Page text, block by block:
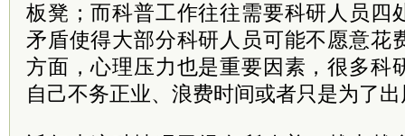
板凳；而科普工作往往需要科研人员四
矛盾使得大部分科研人员可能不愿意花
方面，心理压力也是重要因素，很多科
自己不务正业、浪费时间或者只是为了